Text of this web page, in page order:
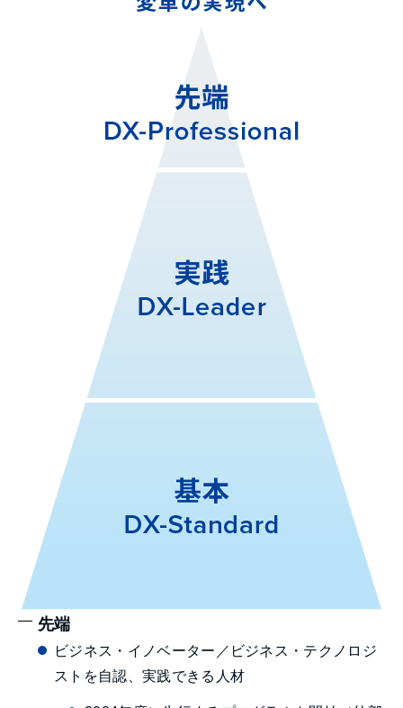
先端
ビジネス・イノベーター／ビジネス・テクノロジ
ストを自認、実践できる人材